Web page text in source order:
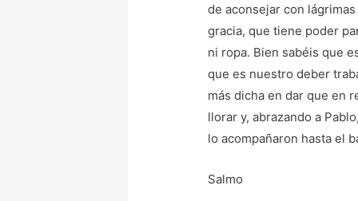
de aconsejar con
gracia, que tiene poder
ni ropa. Bien sabéis que
que es nuestro deber
más dicha en dar que en
llorar y, abrazando a
lo acompañaron hasta el
Salmo